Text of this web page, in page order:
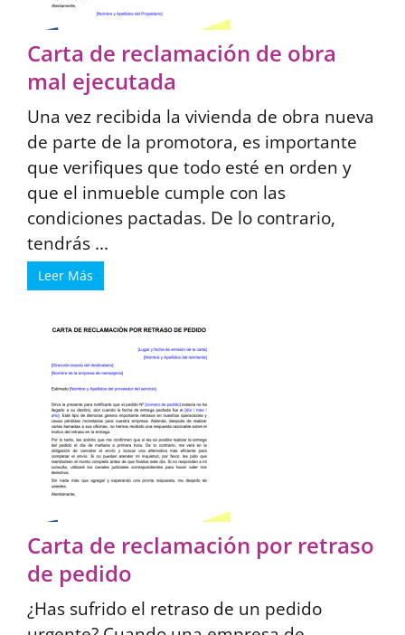
Carta de reclamación de obra
mal ejecutada
Una vez recibida la vivienda de obra nueva
de parte de la promotora, es importante
que verifiques que todo esté en orden y
que el inmueble cumple con las
condiciones pactadas. De lo contrario,
tendrás ...
Leer Más
Carta de reclamación por retraso
de pedido
¿Has sufrido el retraso de un pedido